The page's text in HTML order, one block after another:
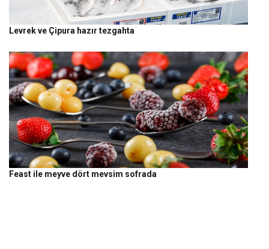
Levrek ve Çipura hazır tezgahta
Feast ile meyve dört mevsim sofrada